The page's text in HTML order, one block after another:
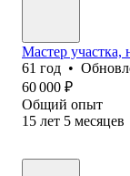
Мастер участка,
61 год •
60 000 ₽
Общий опыт
15 лет 5 месяцев